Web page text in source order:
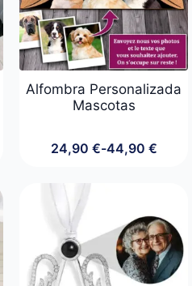
Alfombra Personalizada
Mascotas
24,90 €-44,90 €
Rango
24,90 €
hasta
44,90 €